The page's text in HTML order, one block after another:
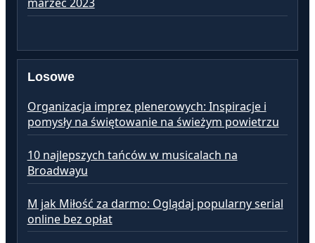
Losowe
Organizacja imprez plenerowych: Inspiracje i
pomysły na świętowanie na świeżym powietrzu
10 najlepszych tańców w musicalach na
Broadwayu
M jak Miłość za darmo: Oglądaj popularny serial
online bez opłat